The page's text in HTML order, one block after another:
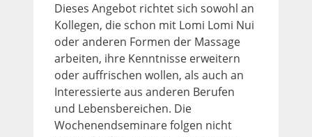
Dieses Angebot richtet sich sowohl an
Kollegen, die schon mit Lomi Lomi Nui
oder anderen Formen der Massage
arbeiten, ihre Kenntnisse erweitern
oder auffrischen wollen, als auch an
Interessierte aus anderen Berufen
und Lebensbereichen. Die
Wochenendseminare folgen nicht